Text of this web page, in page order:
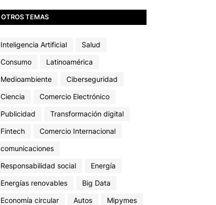
OTROS TEMAS
Inteligencia Artificial
Salud
Consumo
Latinoamérica
Medioambiente
Ciberseguridad
Ciencia
Comercio Electrónico
Publicidad
Transformación digital
Fintech
Comercio Internacional
comunicaciones
Responsabilidad social
Energía
Energías renovables
Big Data
Economía circular
Autos
Mipymes